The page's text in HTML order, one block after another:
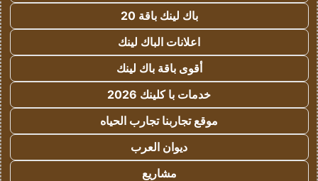
باك لينك باقة 20
اعلانات الباك لينك
أقوى باقة باك لينك
خدمات با كلينك 2026
موقع تجاربنا تجارب الحياه
ديوان العرب
مشاريع